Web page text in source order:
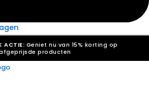
ACTIE: Geniet nu van 15% korting op
producten
nodig? Maak indruk, win stemmen.